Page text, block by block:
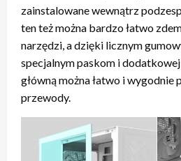
zainstalowane wewnątrz
ten też można bardzo łatwo
narzędzi, a dzięki licznym
specjalnym paskom i
główną można łatwo i
przewody.